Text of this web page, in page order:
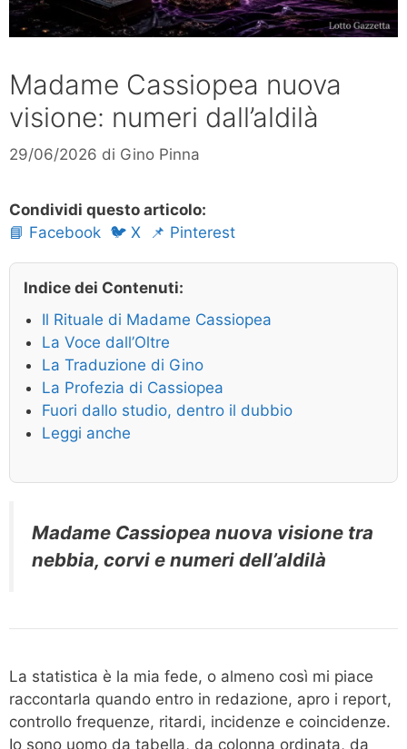
Madame Cassiopea nuova
visione: numeri dall’aldilà
29/06/2026 di Gino Pinna
Condividi questo articolo:
📘 Facebook 🐦 X 📌 Pinterest
Indice dei Contenuti:
Il Rituale di Madame Cassiopea
La Voce dall’Oltre
La Traduzione di Gino
La Profezia di Cassiopea
Fuori dallo studio, dentro il dubbio
Leggi anche
Madame Cassiopea nuova visione tra
nebbia, corvi e numeri dell’aldilà
La statistica è la mia fede, o almeno così mi piace
raccontarla quando entro in redazione, apro i report,
controllo frequenze, ritardi, incidenze e coincidenze.
Io sono uomo da tabella, da colonna ordinata, da